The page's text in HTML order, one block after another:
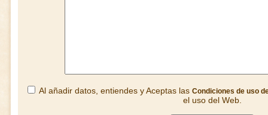
Al añadir datos, entiendes y Aceptas las Condiciones de uso
el uso del Web.